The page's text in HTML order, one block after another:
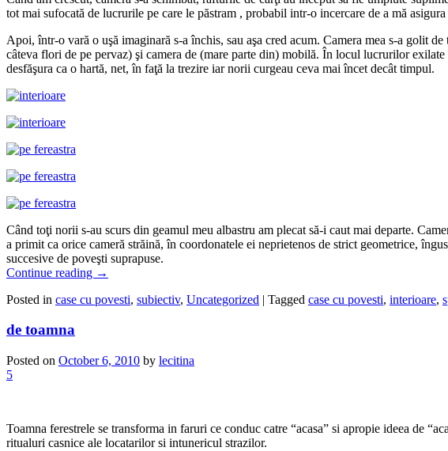
tot mai sufocată de lucrurile pe care le păstram , probabil intr-o incercare de a mă
Apoi, într-o vară o uşă imaginară s-a închis, sau aşa cred acum. Camera mea s-a golit
câteva flori de pe pervaz) şi camera de (mare parte din) mobilă. În locul lucrurilor
desfăşura ca o hartă, net, în faţă la trezire iar norii curgeau ceva mai încet decât timpul.
Când toţi norii s-au scurs din geamul meu albastru am plecat să-i caut mai departe.
a primit ca orice cameră străină, în coordonatele ei neprietenos de strict geometrice,
succesive de poveşti suprapuse.
Continue reading →
Posted in case cu povesti, subiectiv, Uncategorized | Tagged case cu povesti, interioare,
de toamna
Posted on October 6, 2010 by lecitina
5
Toamna ferestrele se transforma in faruri ce conduc catre “acasa” si apropie ideea de
ritualuri casnice ale locatarilor si intunericul strazilor.